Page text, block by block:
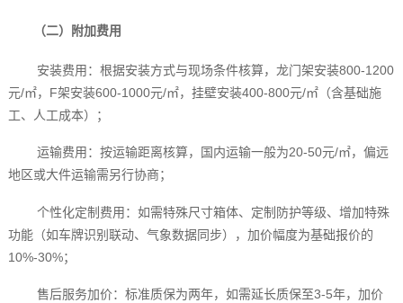
（二）附加费用
安装费用：根据安装方式与现场条件核算，龙门架安装800-1200
元/㎡，F架安装600-1000元/㎡，挂壁安装400-800元/㎡（含基础施
工、人工成本）；
运输费用：按运输距离核算，国内运输一般为20-50元/㎡，偏远
地区或大件运输需另行协商；
个性化定制费用：如需特殊尺寸箱体、定制防护等级、增加特殊
功能（如车牌识别联动、气象数据同步），加价幅度为基础报价的
10%-30%；
售后服务加价：标准质保为两年，如需延长质保至3-5年，加价